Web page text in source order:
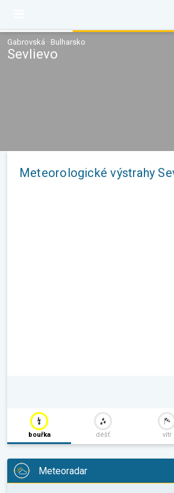
Gabrovská · Bulharsko
Sevlievo
Meteorologické výstrahy
bouřka déšť vítr
Meteoradar